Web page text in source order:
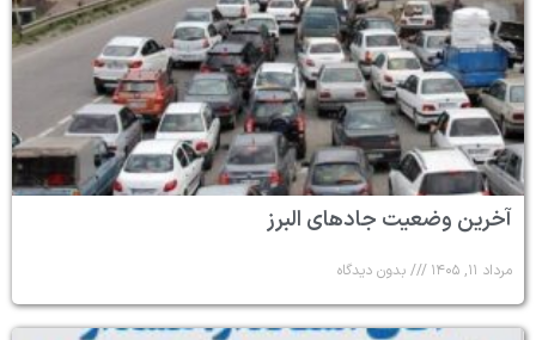
آخرین وضعیت جادهای البرز
مرداد ۱۱, ۱۴۰۵ بدون دیدگاه